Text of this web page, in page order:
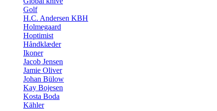
Golf
H.C. Andersen KBH
Holmegaard
Hoptimist
Håndklæder
Ikoner
Jacob Jensen
Jamie Oliver
Johan Bülow
Kay Bojesen
Kosta Boda
Kähler